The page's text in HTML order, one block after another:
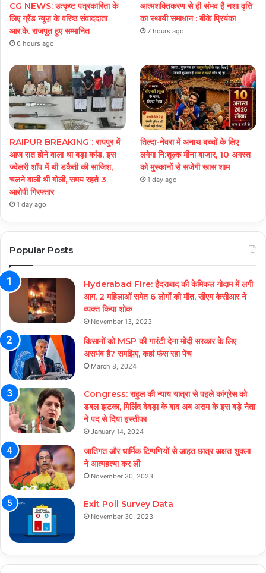
CG NEWS: उत्कृष्ट पत्रकारिता के
लिए ग्रैंड न्यूज़ के वरिष्ठ संवाददाता
आर.के. राजपूत हुए सम्मानित
6 hours ago
आत्मशक्तिकरण से ही संभव है नशा वृत्ति
का स्थायी समाधान : बीके प्रियंका
7 hours ago
RAIPUR BREAKING : रायपुर में
आज रात होने वाला था बड़ा कांड, इस
ज्वेलरी शॉप में थी डकैती की साजिश,
चलने वाली थी गोली, समय रहते 3
आरोपी गिरफ्तार
1 day ago
तिल्दा-नेवरा में अनाथ बच्चों के लिए
लगेगा नि:शुल्क मीना बाजार, 10 अगस्त
को मुस्कानों से सजेगी खास शाम
1 day ago
Popular Posts
Hyderabad Fire: हैदराबाद की केमिकल गोदाम में लगी
आग, 2 महिलाओं समेत 6 लोगों की मौत, सीएम केसीआर ने
व्यक्त किया शोक
November 13, 2023
किसानों को MSP की गारंटी देना मोदी सरकार के लिए
असभंव है? समझिए, कहां फंस रहा पेंच
March 8, 2024
Congress: राहुल की न्याय यात्रा से पहले कांग्रेस को
डबल झटका, मिलिंद देवड़ा के बाद अब असम के इस बड़े नेता
ने पद से दिया इस्तीफा
January 14, 2024
जातिगत और धार्मिक टिप्पणियों से आहत छात्र अक्षत शुक्ला
ने आत्महत्या कर ली
November 30, 2023
Exit Poll Survey Data
November 30, 2023